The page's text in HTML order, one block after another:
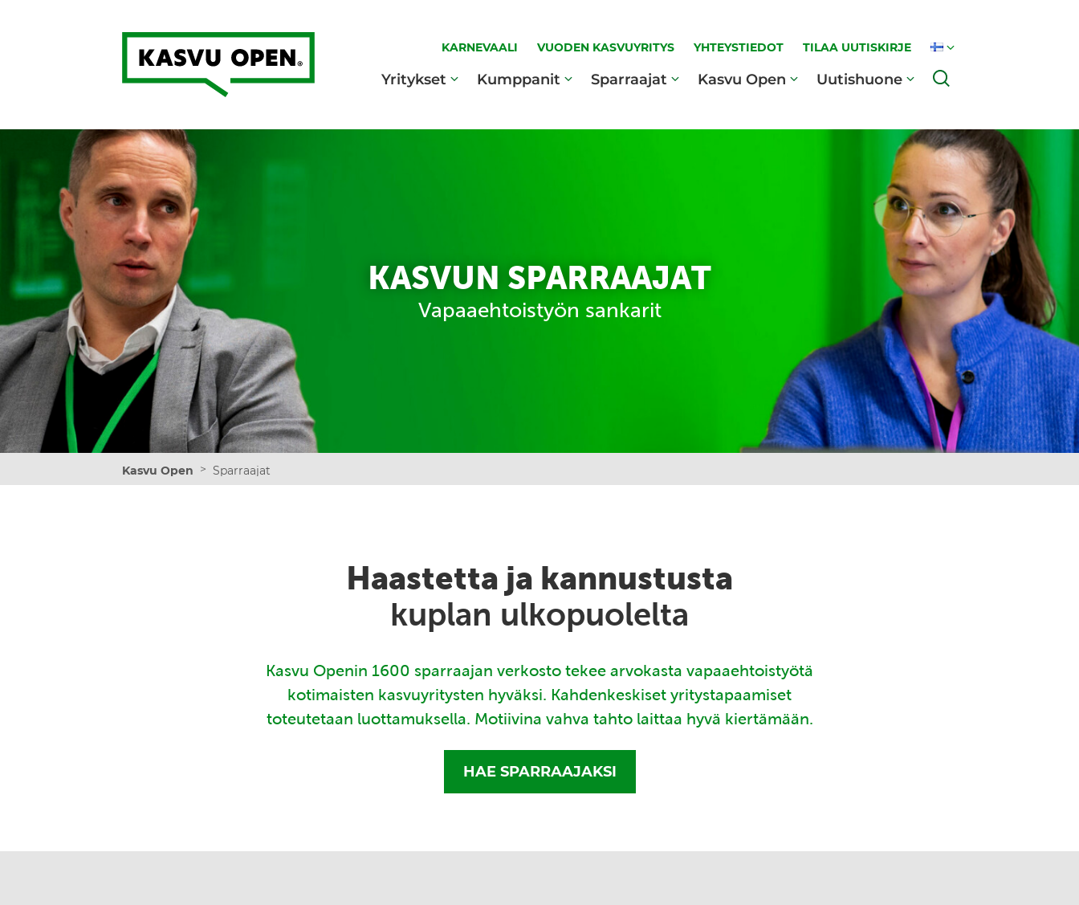
Kasvu Open
KARNEVAALI VUODEN KASVUYRITYS YHTEYSTIEDOT TILAA UUTISKIRJE
Yritykset Kumppanit Sparraajat Kasvu Open Uutishuone
KASVUN SPARRAAJAT
Vapaaehtoistyön sankarit
Kasvu Open > Sparraajat
Haastetta ja kannustusta
kuplan ulkopuolelta
Kasvu Openin 1600 sparraajan verkosto tekee arvokasta vapaaehtoistyötä
kotimaisten kasvuyritysten hyväksi. Kahdenkeskiset yritystapaamiset
toteutetaan luottamuksella. Motiivina vahva tahto laittaa hyvä kiertämään.
HAE SPARRAAJAKSI